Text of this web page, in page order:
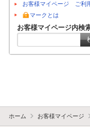
お客様マイページ ご利
マークとは
お客様マイページ内検
ホーム お客様マイページ